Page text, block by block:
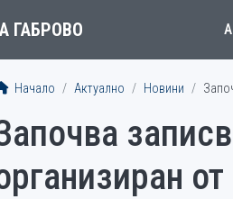
ГАБРОВО
Начало Актуално Новини